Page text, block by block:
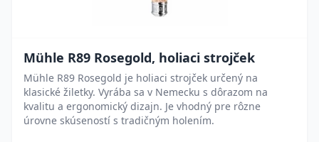
Mühle R89 Rosegold, holiaci strojček
Mühle R89 Rosegold je holiaci strojček určený na
klasické žiletky. Vyrába sa v Nemecku s dôrazom na
kvalitu a ergonomický dizajn. Je vhodný pre rôzne
úrovne skúseností s tradičným holením.